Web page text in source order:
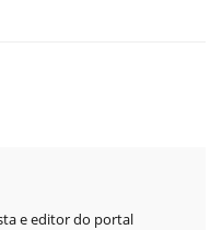
e editor do portal